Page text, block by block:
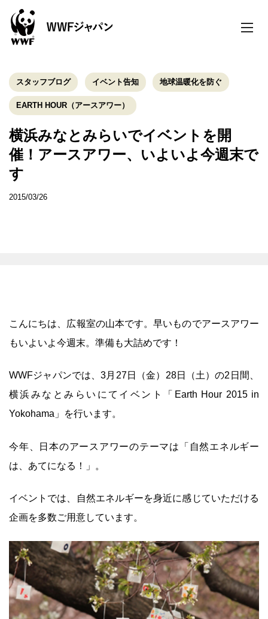
toggle
スタッフブログ イベント告知 地球温暖化を防ぐ
EARTH HOUR（アースアワー）
横浜みなとみらいでイベントを開
催！アースアワー、いよいよ今週末で
す
2015/03/26
こんにちは、広報室の山本です。早いものでアースアワー
もいよいよ今週末。準備も大詰めです！
WWFジャパンでは、3月27日（金）28日（土）の2日間、
横浜みなとみらいにてイベント「Earth Hour 2015 in
Yokohama」を行います。
今年、日本のアースアワーのテーマは「自然エネルギー
は、あてになる！」。
イベントでは、自然エネルギーを身近に感じていただける
企画を多数ご用意しています。